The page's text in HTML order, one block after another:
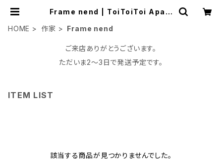
Frame nend | ToiToiToi Apart
HOME
作家 Frame nend
ご来店ありがとうございます。
ただいま2〜3日で発送予定です。
ITEM LIST
該当する商品が見つかりませんでした。